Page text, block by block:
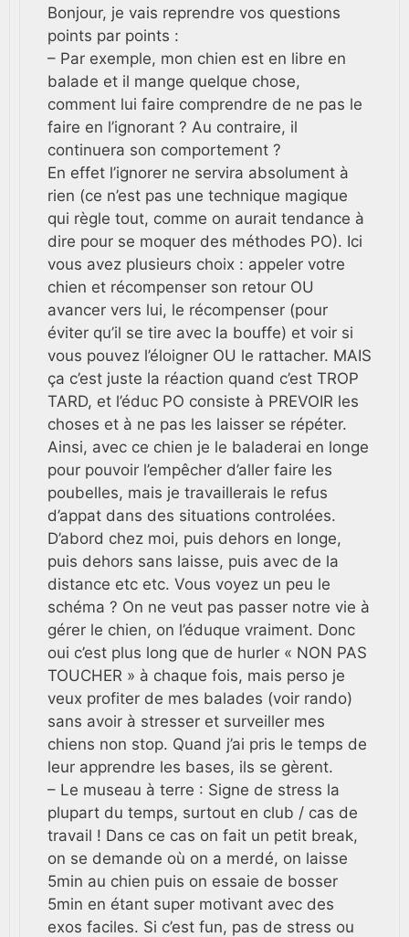
Bonjour, je vais reprendre vos questions
points par points :
– Par exemple, mon chien est en libre en
balade et il mange quelque chose,
comment lui faire comprendre de ne pas le
faire en l’ignorant ? Au contraire, il
continuera son comportement ?
En effet l’ignorer ne servira absolument à
rien (ce n’est pas une technique magique
qui règle tout, comme on aurait tendance à
dire pour se moquer des méthodes PO). Ici
vous avez plusieurs choix : appeler votre
chien et récompenser son retour OU
avancer vers lui, le récompenser (pour
éviter qu’il se tire avec la bouffe) et voir si
vous pouvez l’éloigner OU le rattacher. MAIS
ça c’est juste la réaction quand c’est TROP
TARD, et l’éduc PO consiste à PREVOIR les
choses et à ne pas les laisser se répéter.
Ainsi, avec ce chien je le baladerai en longe
pour pouvoir l’empêcher d’aller faire les
poubelles, mais je travaillerais le refus
d’appat dans des situations controlées.
D’abord chez moi, puis dehors en longe,
puis dehors sans laisse, puis avec de la
distance etc etc. Vous voyez un peu le
schéma ? On ne veut pas passer notre vie à
gérer le chien, on l’éduque vraiment. Donc
oui c’est plus long que de hurler « NON PAS
TOUCHER » à chaque fois, mais perso je
veux profiter de mes balades (voir rando)
sans avoir à stresser et surveiller mes
chiens non stop. Quand j’ai pris le temps de
leur apprendre les bases, ils se gèrent.
– Le museau à terre : Signe de stress la
plupart du temps, surtout en club / cas de
travail ! Dans ce cas on fait un petit break,
on se demande où on a merdé, on laisse
5min au chien puis on essaie de bosser
5min en étant super motivant avec des
exos faciles. Si c’est fun, pas de stress ou